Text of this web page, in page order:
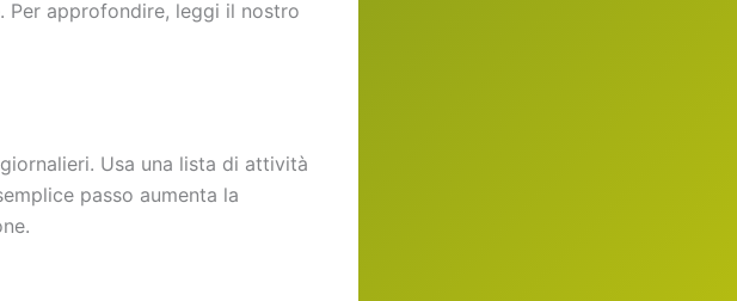
Per approfondire, leggi il nostro
Usa una lista di attività
passo aumenta la